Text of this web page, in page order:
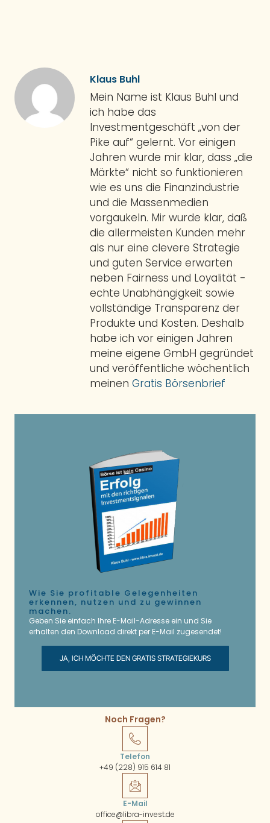
Klaus Buhl
Mein Name ist Klaus Buhl und
ich habe das
Investmentgeschäft „von der
Pike auf“ gelernt. Vor einigen
Jahren wurde mir klar, dass „die
Märkte“ nicht so funktionieren
wie es uns die Finanzindustrie
und die Massenmedien
vorgaukeln. Mir wurde klar, daß
die allermeisten Kunden mehr
als nur eine clevere Strategie
und guten Service erwarten
neben Fairness und Loyalität -
echte Unabhängigkeit sowie
vollständige Transparenz der
Produkte und Kosten. Deshalb
habe ich vor einigen Jahren
meine eigene GmbH gegründet
und veröffentliche wöchentlich
meinen Gratis Börsenbrief
Wie Sie profitable Gelegenheiten
erkennen, nutzen und zu gewinnen
machen.
Geben Sie einfach Ihre E-Mail-Adresse ein und Sie
erhalten den Download direkt per E-Mail zugesendet!
JA, ICH MÖCHTE DEN GRATIS STRATEGIEKURS
Noch Fragen?
Telefon
+49 (228) 915 614 81
E-Mail
office@libra-invest.de